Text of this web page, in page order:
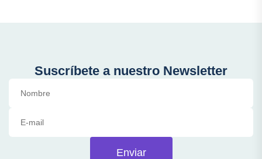
Suscríbete a nuestro Newsletter
Enviar